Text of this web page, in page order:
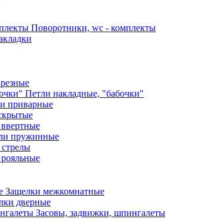
Поворотники, wc - комплекты
Петли накладные, "бабочки"
приварные
пружинные
Защелки межкомнатные
дверные
Засовы, задвижки, шпингалеты